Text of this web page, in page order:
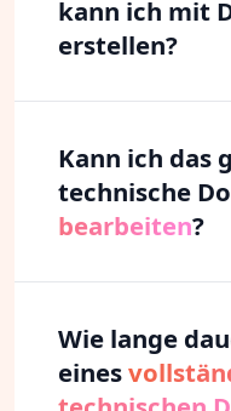
kann ich mit
erstellen?
Kann ich das
technische
bearbeiten?
Wie lange
eines